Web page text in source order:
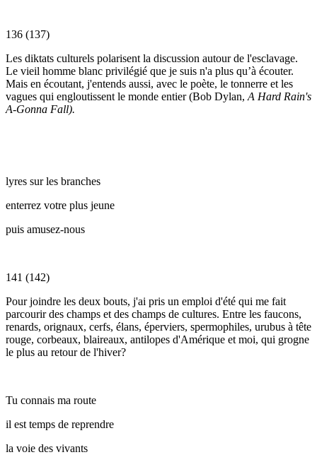
136 (137)
Les diktats culturels polarisent la discussion autour de l'esclavage.
Le vieil homme blanc privilégié que je suis n'a plus qu’à écouter.
Mais en écoutant, j'entends aussi, avec le poète, le tonnerre et les
vagues qui engloutissent le monde entier (Bob Dylan, A Hard Rain's
A-Gonna Fall).
lyres sur les branches
enterrez votre plus jeune
puis amusez-nous
141 (142)
Pour joindre les deux bouts, j'ai pris un emploi d'été qui me fait
parcourir des champs et des champs de cultures. Entre les faucons,
renards, orignaux, cerfs, élans, éperviers, spermophiles, urubus à tête
rouge, corbeaux, blaireaux, antilopes d'Amérique et moi, qui grogne
le plus au retour de l'hiver?
Tu connais ma route
il est temps de reprendre
la voie des vivants